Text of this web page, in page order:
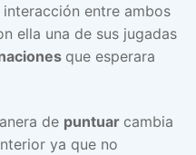
entre ambos
ella una de sus jugadas
que esperara
de puntuar cambia
ya que no